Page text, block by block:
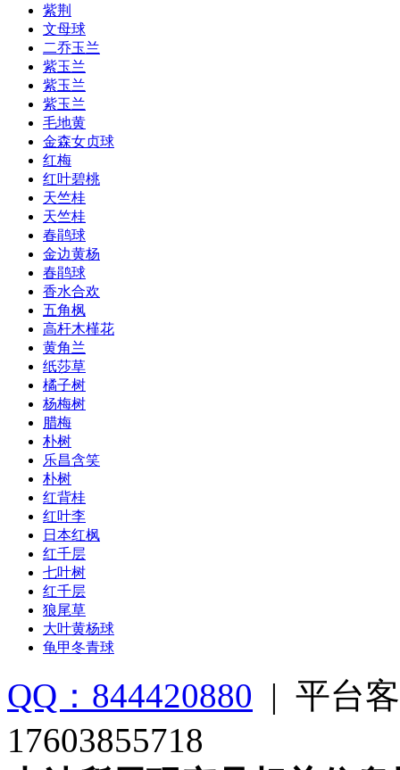
紫荆
文母球
二乔玉兰
紫玉兰
紫玉兰
紫玉兰
毛地黄
金森女贞球
红梅
红叶碧桃
天竺桂
天竺桂
春鹃球
金边黄杨
春鹃球
香水合欢
五角枫
高杆木槿花
黄角兰
纸莎草
橘子树
杨梅树
腊梅
朴树
乐昌含笑
朴树
红背桂
红叶李
日本红枫
红千层
七叶树
红千层
狼尾草
大叶黄杨球
龟甲冬青球
QQ：844420880 | 平台
17603855718